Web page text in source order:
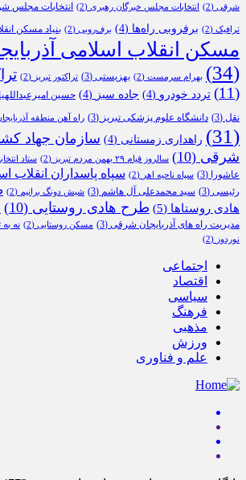
شرقی (2) انتخابات مجلس خبرگان رهبری (2) انتخابات مجلس
ترافیک (2) برفروبی راه‌ها (4) برف‌روبی (2) بنیاد مسکن
مسکن انقلاب اسلامی
(34)
بهرام سرمست (2) بهزیستی (3) تراکتور تبریز (2)
(11)
تردد خودرو (4) جاده سبز (4) حسین
نقل (3) دانشگاه علوم پزشکی تبریز (3) راه آهن منطقه
(31)
راهداری زمستانی (4)
سازمان جهاد
شرقی (10) سالروز قیام ۲۹ بهمن مردم تبریز (2) ستاد
عاشورا
(3) سپاه ناحیه اهر (2) سپاه پاسداران انقلاب
رئیسی (3) سید محمدعلی آل هاشم (3) شیش دونگ برانیم (2)
هادی روستاها (5) طرح هادی روستایی (10)
مدیریت راه های آذربایجان شرقی (3) مسکن روستایی (2) نه
نوردوز (2)
اجتماعی
اقتصاد
سیاسی
فرهنگ
مذهبی
ورزش
علم و فناوری